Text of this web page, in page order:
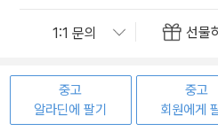
선물
중고
알라딘에 팔기
중고
회원에게